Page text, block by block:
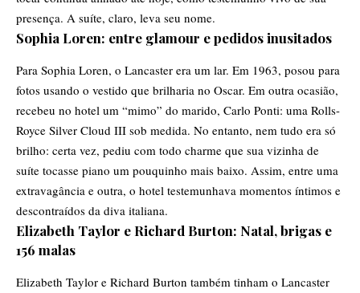
presença. A suíte, claro, leva seu nome.
Sophia Loren: entre glamour e pedidos inusitados
Para Sophia Loren, o Lancaster era um lar. Em 1963, posou para
fotos usando o vestido que brilharia no Oscar. Em outra ocasião,
recebeu no hotel um “mimo” do marido, Carlo Ponti: uma Rolls-
Royce Silver Cloud III sob medida. No entanto, nem tudo era só
brilho: certa vez, pediu com todo charme que sua vizinha de
suíte tocasse piano um pouquinho mais baixo. Assim, entre uma
extravagância e outra, o hotel testemunhava momentos íntimos e
descontraídos da diva italiana.
Elizabeth Taylor e Richard Burton: Natal, brigas e
156 malas
Elizabeth Taylor e Richard Burton também tinham o Lancaster